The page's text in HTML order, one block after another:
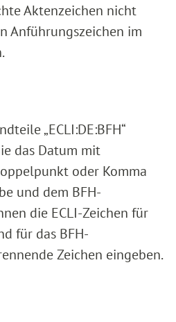
Aktenzeichen nicht
Anführungszeichen im
„ECLI:DE:BFH“
das Datum mit
oder Komma
und dem BFH-
die ECLI-Zeichen für
für das BFH-
Zeichen eingeben.